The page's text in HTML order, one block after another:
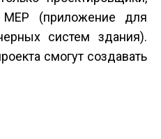
(приложение для
систем здания).
смогут создавать